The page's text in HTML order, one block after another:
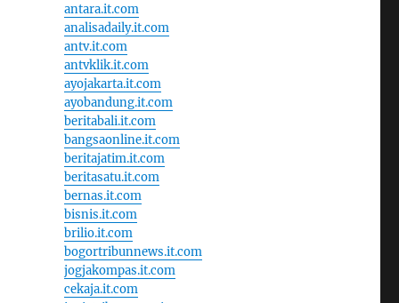
antara.it.com
analisadaily.it.com
antv.it.com
antvklik.it.com
ayojakarta.it.com
ayobandung.it.com
beritabali.it.com
bangsaonline.it.com
beritajatim.it.com
beritasatu.it.com
bernas.it.com
bisnis.it.com
brilio.it.com
bogortribunnews.it.com
jogjakompas.it.com
cekaja.it.com